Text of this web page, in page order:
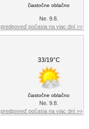
čiastočne oblačno
Ne. 9.8.
predpoveď počasia na viac dní >>
33/19°C
čiastočne oblačno
Ne. 9.8.
predpoveď počasia na viac dní >>